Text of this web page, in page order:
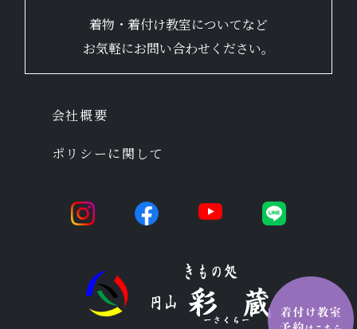
着物・着付け教室についてなど
お気軽にお問い合わせください。
ポリシーに関して
会社概要